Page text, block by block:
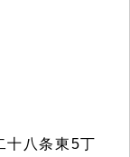
八条東5丁